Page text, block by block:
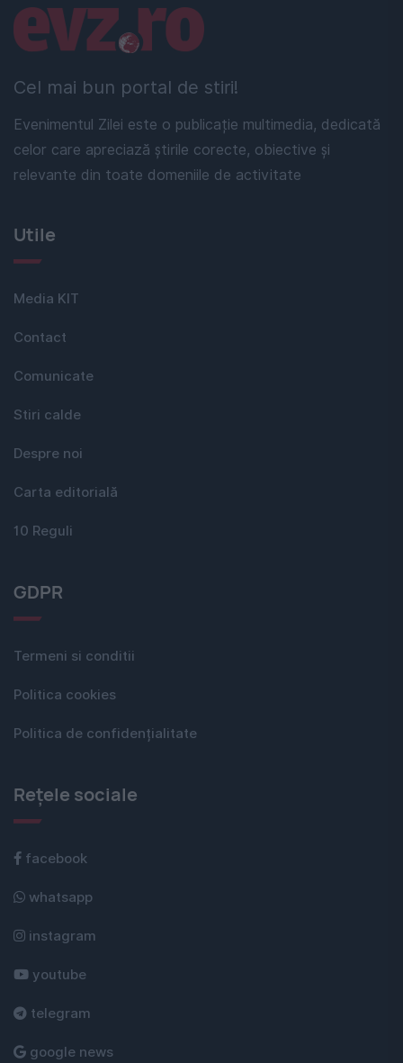
Cel mai bun portal de stiri!
Evenimentul Zilei este o publicație multimedia, dedicată
celor care apreciază știrile corecte, obiective și
relevante din toate domeniile de activitate
Linkuri utile
Utile
Media KIT
Contact
Comunicate
Stiri calde
Despre noi
Carta editorială
10 Reguli
GDPR
Termeni si conditii
Politica cookies
Politica de confidențialitate
Rețele sociale
facebook
whatsapp
instagram
youtube
telegram
google news